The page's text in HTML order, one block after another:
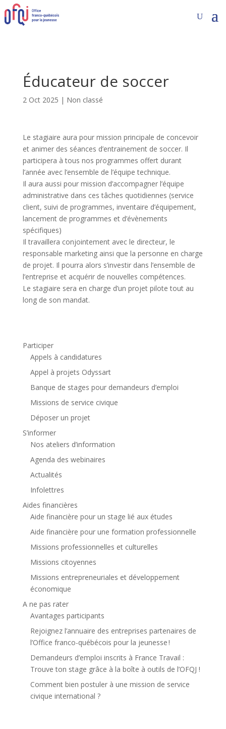
Éducateur de soccer
2 Oct 2025 | Non classé
Le stagiaire aura pour mission principale de concevoir
et animer des séances d’entrainement de soccer. Il
participera à tous nos programmes offert durant
l’année avec l’ensemble de l’équipe technique.
Il aura aussi pour mission d’accompagner l’équipe
administrative dans ces tâches quotidiennes (service
client, suivi de programmes, inventaire d’équipement,
lancement de programmes et d’évènements
spécifiques)
Il travaillera conjointement avec le directeur, le
responsable marketing ainsi que la personne en charge
de projet. Il pourra alors s’investir dans l’ensemble de
l’entreprise et acquérir de nouvelles compétences.
Le stagiaire sera en charge d’un projet pilote tout au
long de son mandat.
Participer
Appels à candidatures
Appel à projets Odyssart
Banque de stages pour demandeurs d’emploi
Missions de service civique
Déposer un projet
S’informer
Nos ateliers d’information
Agenda des webinaires
Actualités
Infolettres
Aides financières
Aide financière pour un stage lié aux études
Aide financière pour une formation professionnelle
Missions professionnelles et culturelles
Missions citoyennes
Missions entrepreneuriales et développement
économique
A ne pas rater
Avantages participants
Rejoignez l’annuaire des entreprises partenaires de
l’Office franco-québécois pour la jeunesse !
Demandeurs d’emploi inscrits à France Travail :
Trouve ton stage grâce à la boîte à outils de l’OFQJ !
Comment bien postuler à une mission de service
civique international ?